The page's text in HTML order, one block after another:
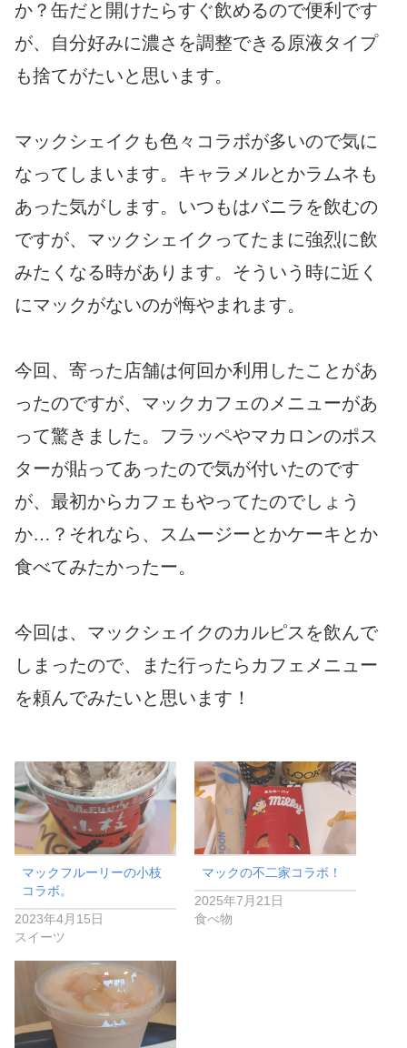
か？缶だと開けたらすぐ飲めるので便利です
が、自分好みに濃さを調整できる原液タイプ
も捨てがたいと思います。
マックシェイクも色々コラボが多いので気に
なってしまいます。キャラメルとかラムネも
あった気がします。いつもはバニラを飲むの
ですが、マックシェイクってたまに強烈に飲
みたくなる時があります。そういう時に近く
にマックがないのが悔やまれます。
今回、寄った店舗は何回か利用したことがあ
ったのですが、マックカフェのメニューがあ
って驚きました。フラッペやマカロンのポス
ターが貼ってあったので気が付いたのです
が、最初からカフェもやってたのでしょう
か…？それなら、スムージーとかケーキとか
食べてみたかったー。
今回は、マックシェイクのカルピスを飲んで
しまったので、また行ったらカフェメニュー
を頼んでみたいと思います！
マックフルーリーの小枝
コラボ。
2023年4月15日
スイーツ
マックの不二家コラボ！
2025年7月21日
食べ物